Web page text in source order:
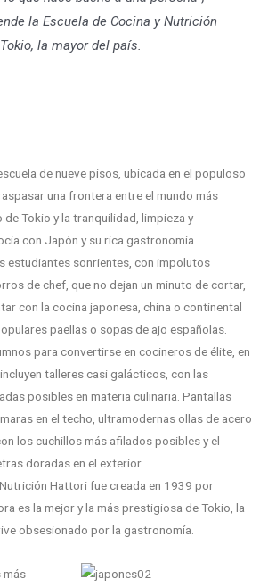
la Escuela de Cocina y Nutrición
la mayor del país.
de nueve pisos, ubicada en el populoso
una frontera entre el mundo más
Tokio y la tranquilidad, limpieza y
con Japón y su rica gastronomía.
estudiantes sonrientes, con impolutos
de chef, que no dejan un minuto de cortar,
con la cocina japonesa, china o continental
paellas o sopas de ajo españolas.
para convertirse en cocineros de élite, en
talleres casi galácticos, con las
posibles en materia culinaria. Pantallas
en el techo, ultramodernas ollas de acero
los cuchillos más afilados posibles y el
doradas en el exterior.
Hattori fue creada en 1939 por
es la mejor y la más prestigiosa de Tokio, la
obsesionado por la gastronomía.
más